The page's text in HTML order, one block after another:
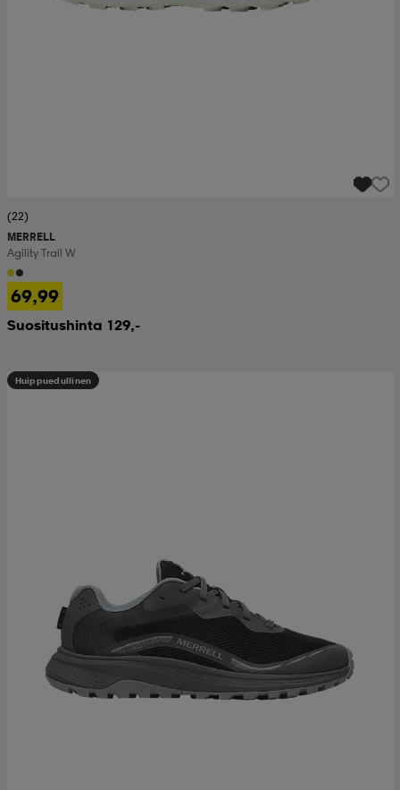
(22)
MERRELL
Agility Trail W
69,99
Suositushinta 129,-
Huippuedullinen